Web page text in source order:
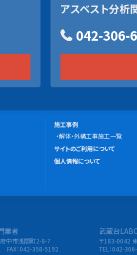
アスベスト分析
042-306-
施
工
事
例
施工事例
解体・外構工事施工一覧
こ
の
ト
て
サイトのご利用について
個人情報について
業者
中市浅間町2-8-7
FAX：042-358-5192
武蔵台
〒183-0042
TEL：042-